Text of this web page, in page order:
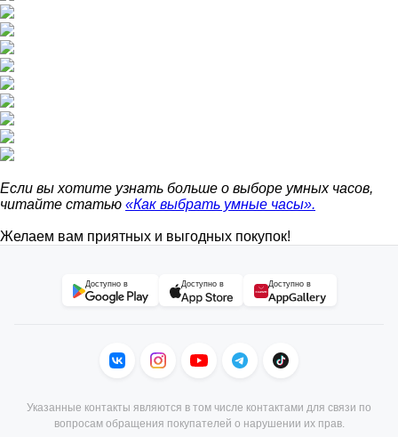
Если вы хотите узнать больше о выборе умных часов,
читайте статью «Как выбрать умные часы».
Желаем вам приятных и выгодных покупок!
Доступно в Доступно в Доступно в
Указанные контакты являются в том числе контактами для связи по
вопросам обращения покупателей о нарушении их прав.